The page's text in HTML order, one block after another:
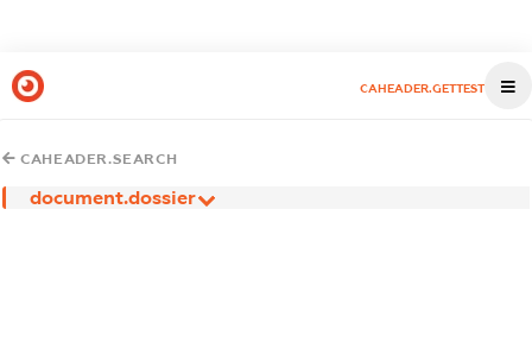
CAHEADER.GETTEST
CAHEADER.SEARCH
document.dossier